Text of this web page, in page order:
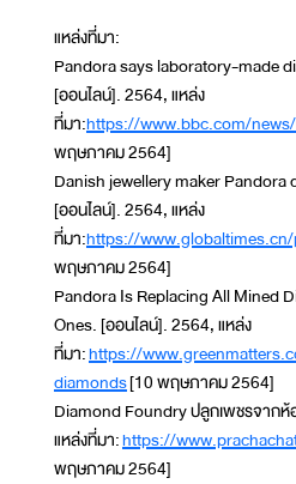
แหล่งที่มา:
Pandora says laboratory-made
[ออนไลน์]. 2564, แหล่ง
ที่มา:https://www.bbc.com/
พฤษภาคม 2564]
Danish jewellery maker
[ออนไลน์]. 2564, แหล่ง
ที่มา:https://
พฤษภาคม 2564]
Pandora Is Replacing All Mined
Ones. [ออนไลน์]. 2564, แหล่ง
ที่มา:https://
diamonds[10 พฤษภาคม 2564]
Diamond Foundry ปลูกเพชรจาก
แหล่งที่มา:https://
พฤษภาคม 2564]